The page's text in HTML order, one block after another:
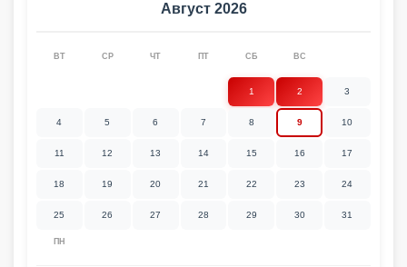
Август 2026
ПН
ВТ СР ЧТ ПТ СБ ВС
1 2 3
4 5 6 7 8 9 10
11 12 13 14 15 16 17
18 19 20 21 22 23 24
25 26 27 28 29 30 31